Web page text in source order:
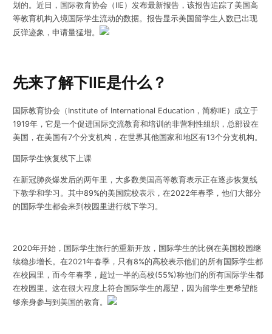
划的。近日，国际教育协会（IIE）发布最新报告，该报告追踪了美国高
等教育机构入境国际学生流动的数据。报告显示美国留学生人数已出现
反弹迹象，申请量猛增。
先来了解下IIE是什么？
国际教育协会（Institute of International Education，简称IIE）成立于
1919年，它是一个促进国际交流教育和培训的非营利性组织，总部设在
美国，在美国有7个分支机构，在世界其他国家和地区有13个分支机构。
国际学生恢复线下上课
在新冠肺炎爆发后的两年里，大多数美国高等教育表示正在逐步恢复线
下教学和学习。其中89%的美国院校表示，在2022年春季，他们大部分
的国际学生都会来到校园里进行线下学习。
2020年开始，国际学生旅行的重新开放，国际学生的比例在美国校园继
续稳步增长。在2021年春季，只有8%的高校表示他们的所有国际学生都
在校园里，而今年春季， 超过一半的高校(55%)称他们的所有国际学生都
在校园里。这在很大程度上符合国际学生的愿望，因为留学生更希望能
够亲身参与到美国的教育。